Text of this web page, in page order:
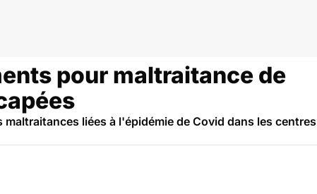
pour maltraitance de
liées à l'épidémie de Covid dans les centres